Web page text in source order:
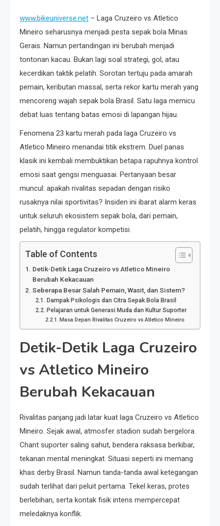
www.bikeuniverse.net – Laga Cruzeiro vs Atletico
Mineiro seharusnya menjadi pesta sepak bola Minas
Gerais. Namun pertandingan ini berubah menjadi
tontonan kacau. Bukan lagi soal strategi, gol, atau
kecerdikan taktik pelatih. Sorotan tertuju pada amarah
pemain, keributan massal, serta rekor kartu merah yang
mencoreng wajah sepak bola Brasil. Satu laga memicu
debat luas tentang batas emosi di lapangan hijau.
Fenomena 23 kartu merah pada laga Cruzeiro vs
Atletico Mineiro menandai titik ekstrem. Duel panas
klasik ini kembali membuktikan betapa rapuhnya kontrol
emosi saat gengsi menguasai. Pertanyaan besar
muncul: apakah rivalitas sepadan dengan risiko
rusaknya nilai sportivitas? Insiden ini ibarat alarm keras
untuk seluruh ekosistem sepak bola, dari pemain,
pelatih, hingga regulator kompetisi.
Table of Contents
Detik-Detik Laga Cruzeiro vs Atletico Mineiro
Berubah Kekacauan
Seberapa Besar Salah Pemain, Wasit, dan Sistem?
Dampak Psikologis dan Citra Sepak Bola Brasil
Pelajaran untuk Generasi Muda dan Kultur Suporter
Masa Depan Rivalitas Cruzeiro vs Atletico Mineiro
Detik-Detik Laga Cruzeiro
vs Atletico Mineiro
Berubah Kekacauan
Rivalitas panjang jadi latar kuat laga Cruzeiro vs Atletico
Mineiro. Sejak awal, atmosfer stadion sudah bergelora.
Chant suporter saling sahut, bendera raksasa berkibar,
tekanan mental meningkat. Situasi seperti ini memang
khas derby Brasil. Namun tanda-tanda awal ketegangan
sudah terlihat dari peluit pertama. Tekel keras, protes
berlebihan, serta kontak fisik intens mempercepat
meledaknya konflik.